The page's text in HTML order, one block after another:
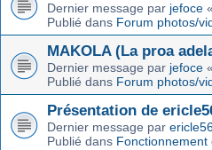
Dernier message par jefoce «
Publié dans Forum photos/
MAKOLA (La proa
Dernier message par jefoce «
Publié dans Forum photos/
Présentation de
Dernier message par
Publié dans